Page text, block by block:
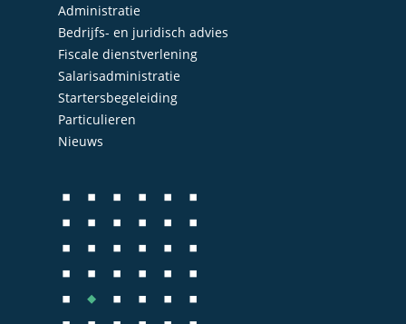
Administratie
Bedrijfs- en juridisch advies
Fiscale dienstverlening
Salarisadministratie
Startersbegeleiding
Particulieren
Nieuws